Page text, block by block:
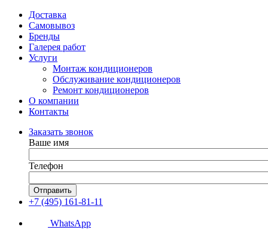
Доставка
Самовывоз
Бренды
Галерея работ
Услуги
Монтаж кондиционеров
Обслуживание кондиционеров
Ремонт кондиционеров
О компании
Контакты
Заказать звонок
Ваше имя
Телефон
Отправить
+7 (495) 161-81-11
WhatsApp